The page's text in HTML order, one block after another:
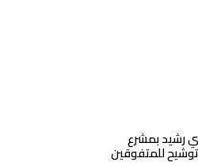
رشيد بمشرع
للمتفوقين